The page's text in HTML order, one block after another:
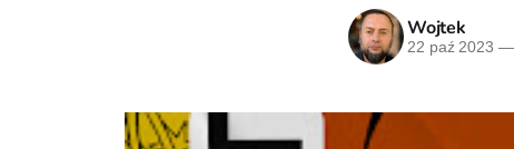
Wojtek
22 paź 2023 —